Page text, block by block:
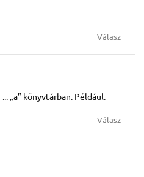
Válasz
„a” könyvtárban. Például.
Válasz